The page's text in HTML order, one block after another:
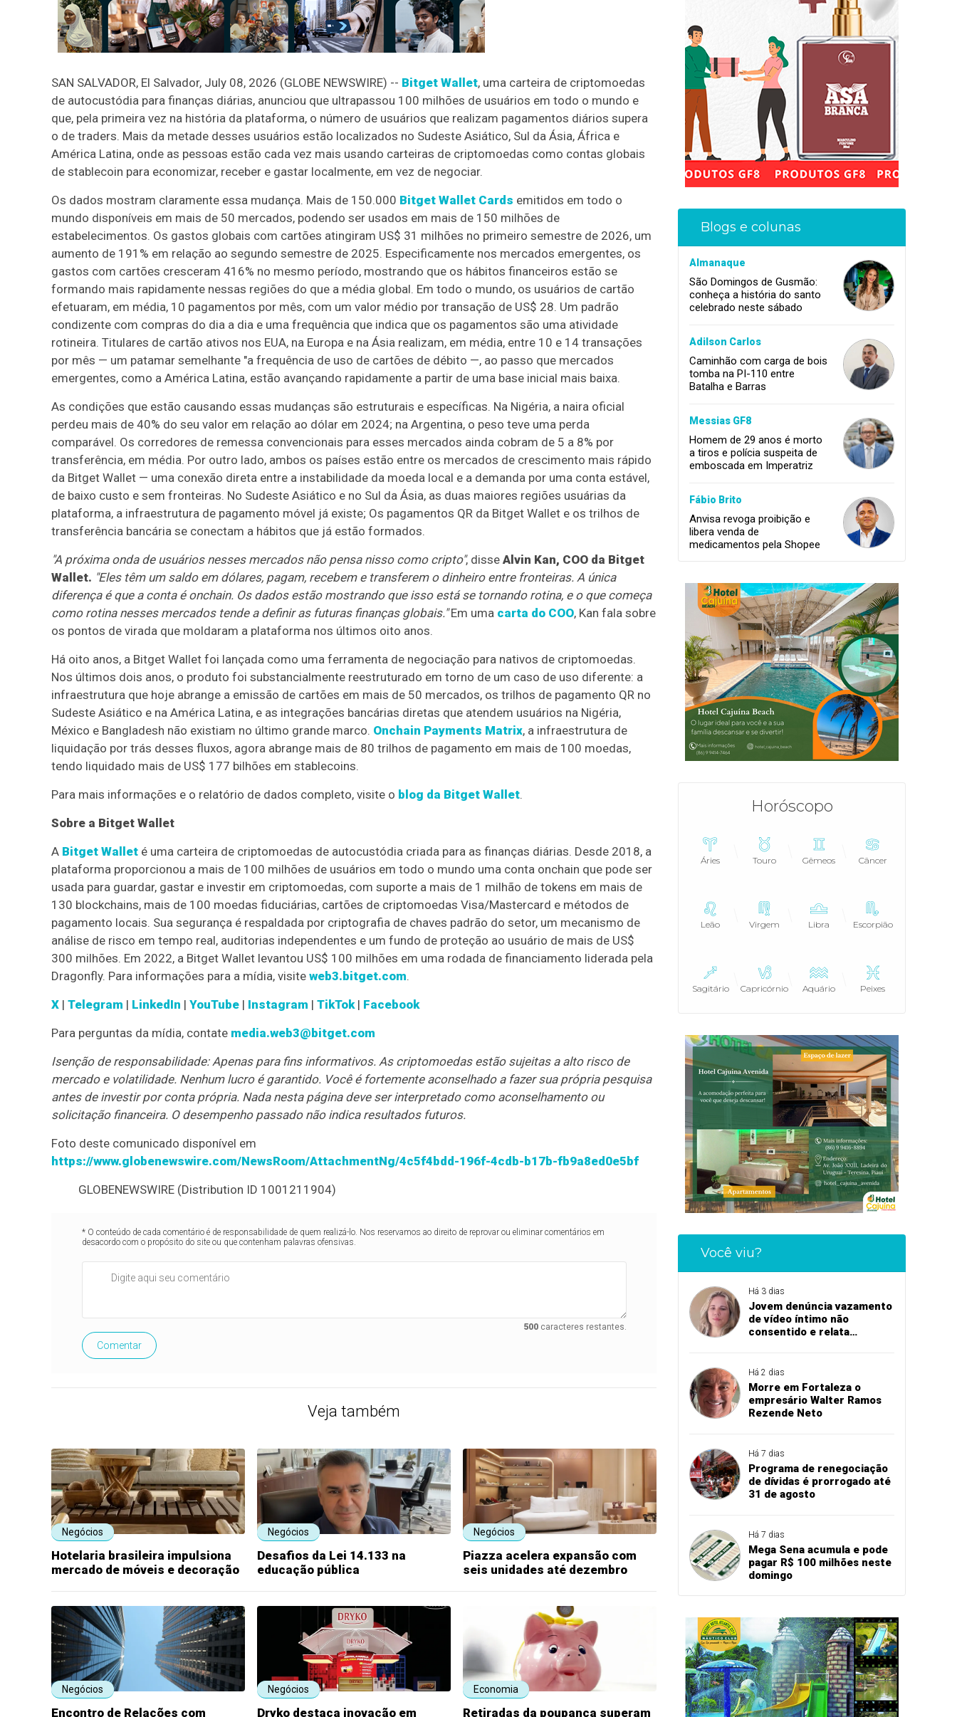
SAN SALVADOR, El Salvador, July 08, 2026 (GLOBE NEWSWIRE) -- Bitget Wallet, uma carteira de criptomoedas
de autocustódia para finanças diárias, anunciou que ultrapassou 100 milhões de usuários em todo o mundo e
que, pela primeira vez na história da plataforma, o número de usuários que realizam pagamentos diários supera
o de traders. Mais da metade desses usuários estão localizados no Sudeste Asiático, Sul da Ásia, África e
América Latina, onde as pessoas estão cada vez mais usando carteiras de criptomoedas como contas globais
de stablecoin para economizar, receber e gastar localmente, em vez de negociar.
Os dados mostram claramente essa mudança. Mais de 150.000 Bitget Wallet Cards emitidos em todo o
mundo disponíveis em mais de 50 mercados, podendo ser usados em mais de 150 milhões de
estabelecimentos. Os gastos globais com cartões atingiram US$ 31 milhões no primeiro semestre de 2026, um
aumento de 191% em relação ao segundo semestre de 2025. Especificamente nos mercados emergentes, os
gastos com cartões cresceram 416% no mesmo período, mostrando que os hábitos financeiros estão se
formando mais rapidamente nessas regiões do que a média global. Em todo o mundo, os usuários de cartão
efetuaram, em média, 10 pagamentos por mês, com um valor médio por transação de US$ 28. Um padrão
condizente com compras do dia a dia e uma frequência que indica que os pagamentos são uma atividade
rotineira. Titulares de cartão ativos nos EUA, na Europa e na Ásia realizam, em média, entre 10 e 14 transações
por mês — um patamar semelhante "a frequência de uso de cartões de débito —, ao passo que mercados
emergentes, como a América Latina, estão avançando rapidamente a partir de uma base inicial mais baixa.
As condições que estão causando essas mudanças são estruturais e específicas. Na Nigéria, a naira oficial
perdeu mais de 40% do seu valor em relação ao dólar em 2024; na Argentina, o peso teve uma perda
comparável. Os corredores de remessa convencionais para esses mercados ainda cobram de 5 a 8% por
transferência, em média. Por outro lado, ambos os países estão entre os mercados de crescimento mais rápido
da Bitget Wallet — uma conexão direta entre a instabilidade da moeda local e a demanda por uma conta estável,
de baixo custo e sem fronteiras. No Sudeste Asiático e no Sul da Ásia, as duas maiores regiões usuárias da
plataforma, a infraestrutura de pagamento móvel já existe; Os pagamentos QR da Bitget Wallet e os trilhos de
transferência bancária se conectam a hábitos que já estão formados.
"A próxima onda de usuários nesses mercados não pensa nisso como cripto", disse Alvin Kan, COO da Bitget
Wallet. "Eles têm um saldo em dólares, pagam, recebem e transferem o dinheiro entre fronteiras. A única
diferença é que a conta é onchain. Os dados estão mostrando que isso está se tornando rotina, e o que começa
como rotina nesses mercados tende a definir as futuras finanças globais."Em uma carta do COO, Kan fala sobre
os pontos de virada que moldaram a plataforma nos últimos oito anos.
Há oito anos, a Bitget Wallet foi lançada como uma ferramenta de negociação para nativos de criptomoedas.
Nos últimos dois anos, o produto foi substancialmente reestruturado em torno de um caso de uso diferente: a
infraestrutura que hoje abrange a emissão de cartões em mais de 50 mercados, os trilhos de pagamento QR no
Sudeste Asiático e na América Latina, e as integrações bancárias diretas que atendem usuários na Nigéria,
México e Bangladesh não existiam no último grande marco. Onchain Payments Matrix, a infraestrutura de
liquidação por trás desses fluxos, agora abrange mais de 80 trilhos de pagamento em mais de 100 moedas,
tendo liquidado mais de US$ 177 bilhões em stablecoins.
Para mais informações e o relatório de dados completo, visite o blog da Bitget Wallet.
Sobre a Bitget Wallet
A Bitget Wallet é uma carteira de criptomoedas de autocustódia criada para as finanças diárias. Desde 2018, a
plataforma proporcionou a mais de 100 milhões de usuários em todo o mundo uma conta onchain que pode ser
usada para guardar, gastar e investir em criptomoedas, com suporte a mais de 1 milhão de tokens em mais de
130 blockchains, mais de 100 moedas fiduciárias, cartões de criptomoedas Visa/Mastercard e métodos de
pagamento locais. Sua segurança é respaldada por criptografia de chaves padrão do setor, um mecanismo de
análise de risco em tempo real, auditorias independentes e um fundo de proteção ao usuário de mais de US$
300 milhões. Em 2022, a Bitget Wallet levantou US$ 100 milhões em uma rodada de financiamento liderada pela
Dragonfly. Para informações para a mídia, visite web3.bitget.com.
X | Telegram | LinkedIn | YouTube | Instagram | TikTok| Facebook
Para perguntas da mídia, contate media.web3@bitget.com
Isenção de responsabilidade: Apenas para fins informativos. As criptomoedas estão sujeitas a alto risco de
mercado e volatilidade. Nenhum lucro é garantido. Você é fortemente aconselhado a fazer sua própria pesquisa
antes de investir por conta própria. Nada nesta página deve ser interpretado como aconselhamento ou
solicitação financeira. O desempenho passado não indica resultados futuros.
Foto deste comunicado disponível em
https://www.globenewswire.com/NewsRoom/AttachmentNg/4c5f4bdd-196f-4cdb-b17b-fb9a8ed0e5bf
GLOBENEWSWIRE (Distribution ID 1001211904)
* O conteúdo de cada comentário é de responsabilidade de quem realizá-lo. Nos reservamos ao direito de reprovar ou eliminar comentários em
desacordo com o propósito do site ou que contenham palavras ofensivas.
500caracteres restantes.
Comentar
Veja também
Negócios
Hotelaria brasileira impulsiona
mercado de móveis e decoração
Negócios
Desafios da Lei 14.133 na
educação pública
Negócios
Piazza acelera expansão com
seis unidades até dezembro
Negócios
Encontro de Relações com
Negócios
Dryko destaca inovação em
Economia
Retiradas da poupança superam
Blogs e colunas
Almanaque
São Domingos de Gusmão:
conheça a história do santo
celebrado neste sábado
Adilson Carlos
Caminhão com carga de bois
tomba na PI-110 entre
Batalha e Barras
Messias GF8
Homem de 29 anos é morto
a tiros e polícia suspeita de
emboscada em Imperatriz
Fábio Brito
Anvisa revoga proibição e
libera venda de
medicamentos pela Shopee
Horóscopo
Áries Touro Gêmeos Câncer
Leão Virgem Libra Escorpião
Sagitário Capricórnio Aquário Peixes
Você viu?
Há 3 dias
Jovem denúncia vazamento
de vídeo íntimo não
consentido e relata
Há 2 dias
Morre em Fortaleza o
empresário Walter Ramos
Rezende Neto
Há 7 dias
Programa de renegociação
de dívidas é prorrogado até
31 de agosto
Há 7 dias
Mega Sena acumula e pode
pagar R$ 100 milhões neste
domingo